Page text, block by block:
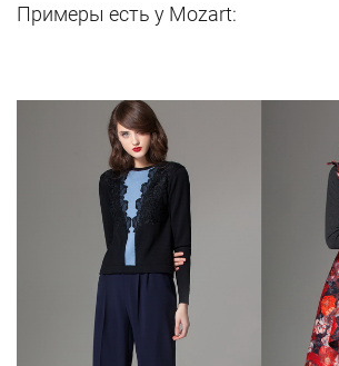
Примеры есть у Mozart: